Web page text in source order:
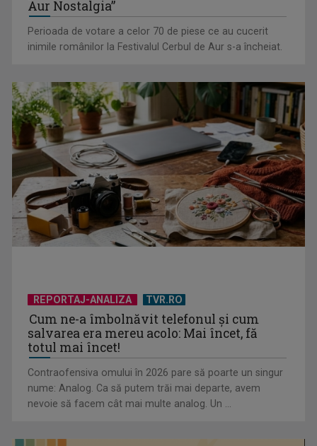
(P) Finanțarea în rate pentru panouri fotovoltaice: cum
funcționează și ce ...
(P) Detoxifierea digitală la copii: Cum reconstruim atenția
prin jocul liber?
Perioada de votare a celor 70 de piese ce au cucerit
inimile românilor la Festivalul Cerbul de Aur s-a încheiat.
Cum ne-a îmbolnăvit telefonul și cum
salvarea era mereu acolo: Mai încet, fă
totul mai încet!
Contraofensiva omului în 2026 pare să poarte un singur
nume: Analog. Ca să putem trăi mai departe, avem
nevoie să facem cât mai multe analog. Un ...